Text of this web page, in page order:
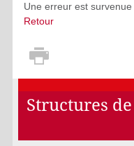
Une erreur est survenue
Retour
Structures